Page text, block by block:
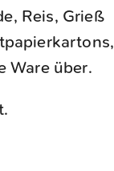
Reis, Grieß
Ware über.